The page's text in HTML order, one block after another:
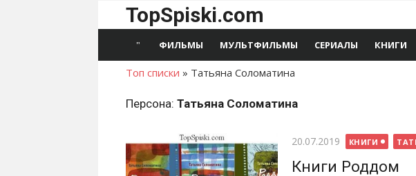
TopSpiski.com
ФИЛЬМЫ МУЛЬТФИЛЬМЫ СЕРИАЛЫ КНИГИ
Топ списки » Татьяна Соломатина
Персона: Татьяна Соломатина
Опубликовано
20.07.2019 КНИГИ
Книги Роддом